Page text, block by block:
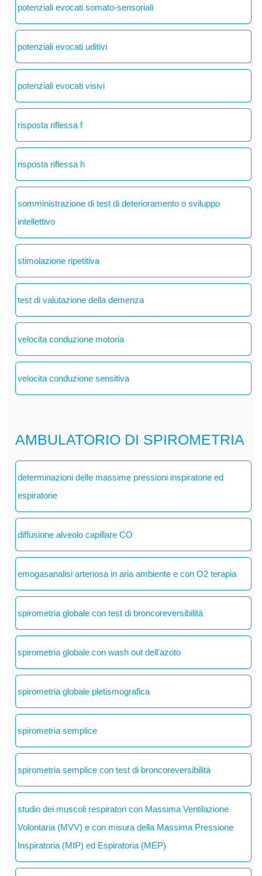
potenziali evocati somato-sensoriali
potenziali evocati uditivi
potenziali evocati visivi
risposta riflessa f
risposta riflessa h
somministrazione di test di deterioramento o sviluppo
intellettivo
stimolazione ripetitiva
test di valutazione della demenza
velocita conduzione motoria
velocita conduzione sensitiva
AMBULATORIO DI SPIROMETRIA
determinazioni delle massime pressioni inspiratorie ed
espiratorie
diffusione alveolo capillare CO
emogasanalisi arteriosa in aria ambiente e con O2 terapia
spirometria globale con test di broncoreversibilità
spirometria globale con wash out dell'azoto
spirometria globale pletismografica
spirometria semplice
spirometria semplice con test di broncoreversibilità
studio dei muscoli respiratori con Massima Ventilazione
Volontaria (MVV) e con misura della Massima Pressione
Inspiratoria (MIP) ed Espiratoria (MEP)